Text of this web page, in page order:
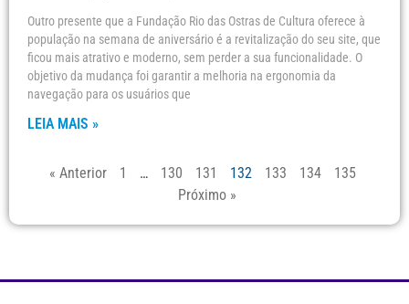
Outro presente que a Fundação Rio das Ostras de Cultura oferece à
população na semana de aniversário é a revitalização do seu site, que
ficou mais atrativo e moderno, sem perder a sua funcionalidade. O
objetivo da mudança foi garantir a melhoria na ergonomia da
navegação para os usuários que
LEIA MAIS »
« Anterior 1 … 130 131 132 133 134
135
Próximo »